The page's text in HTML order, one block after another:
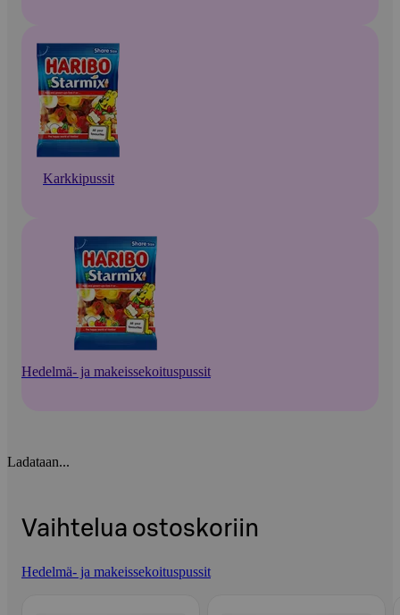
Karkkipussit
Hedelmä- ja makeissekoituspussit
Ladataan...
Vaihtelua ostoskoriin
Hedelmä- ja makeissekoituspussit